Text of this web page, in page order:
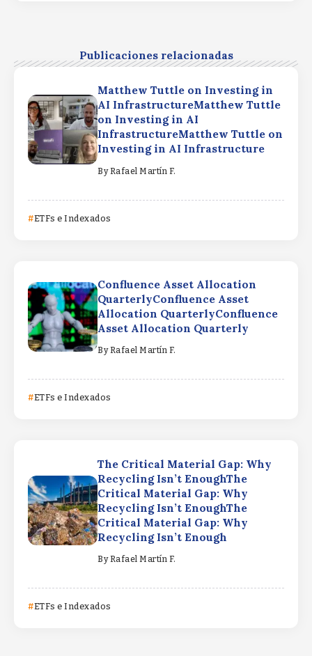
Publicaciones relacionadas
Matthew Tuttle on Investing in
AI InfrastructureMatthew Tuttle
on Investing in AI
InfrastructureMatthew Tuttle on
Investing in AI Infrastructure
By Rafael Martín F.
ETFs e Indexados
Confluence Asset Allocation
QuarterlyConfluence Asset
Allocation QuarterlyConfluence
Asset Allocation Quarterly
By Rafael Martín F.
ETFs e Indexados
The Critical Material Gap: Why
Recycling Isn’t EnoughThe
Critical Material Gap: Why
Recycling Isn’t EnoughThe
Critical Material Gap: Why
Recycling Isn’t Enough
By Rafael Martín F.
ETFs e Indexados